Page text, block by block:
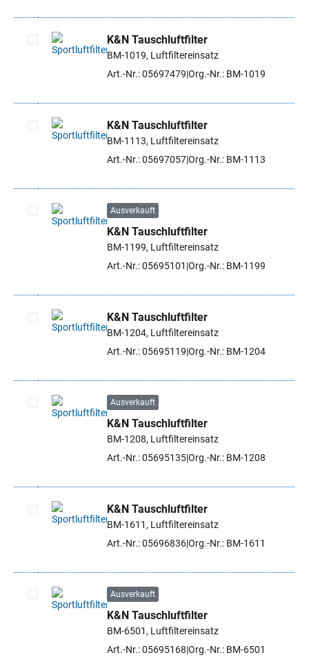
Artikel auswählen
K&N Tauschluftfilter
BM-1019, Luftfiltereinsatz
Art.-Nr.: 05697479 Org.-Nr.: BM-1019
Artikel auswählen
K&N Tauschluftfilter
BM-1113, Luftfiltereinsatz
Art.-Nr.: 05697057Org.-Nr.: BM-1113
Artikel auswählen
Ausverkauft
K&N Tauschluftfilter
BM-1199, Luftfiltereinsatz
Art.-Nr.: 05695101 Org.-Nr.: BM-1199
Artikel auswählen
K&N Tauschluftfilter
BM-1204, Luftfiltereinsatz
Art.-Nr.: 05695119 Org.-Nr.: BM-1204
Artikel auswählen
Ausverkauft
K&N Tauschluftfilter
BM-1208, Luftfiltereinsatz
Art.-Nr.: 05695135Org.-Nr.: BM-1208
Artikel auswählen
K&N Tauschluftfilter
BM-1611, Luftfiltereinsatz
Art.-Nr.: 05696836Org.-Nr.: BM-1611
Artikel auswählen
Ausverkauft
K&N Tauschluftfilter
BM-6501, Luftfiltereinsatz
Art.-Nr.: 05695168 Org.-Nr.: BM-6501